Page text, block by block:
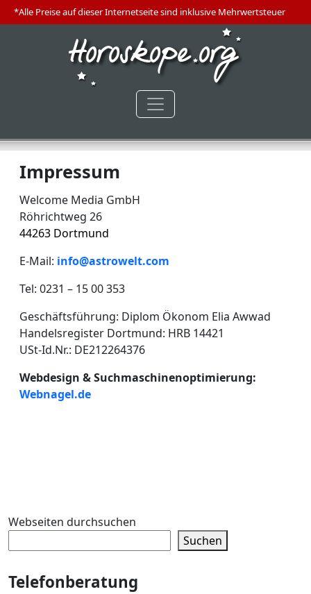
*Alle Preise auf dieser Internetseite sind inklusive Mehrwertsteuer
Impressum
Welcome Media GmbH
Röhrichtweg 26
44263 Dortmund
E-Mail: info@astrowelt.com
Tel: 0231 – 15 00 353
Geschäftsführung: Diplom Ökonom Elia Awwad
Handelsregister Dortmund: HRB 14421
USt-Id.Nr.: DE212264376
Webdesign & Suchmaschinenoptimierung:
Webnagel.de
Webseiten durchsuchen
Suchen
Telefonberatung